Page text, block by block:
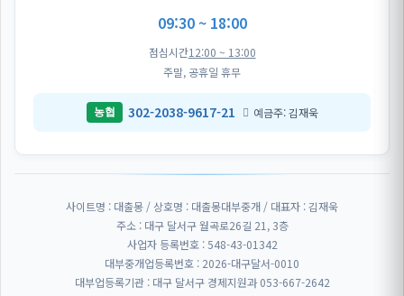
09:30 ~ 18:00
점심시간12:00 ~ 13:00
주말, 공휴일 휴무
농협 302-2038-9617-21 예금주: 김재욱
사이트명 : 대출몽 / 상호명 : 대출몽대부중개 / 대표자 : 김재욱
주소 : 대구 달서구 월곡로26길 21, 3층
사업자 등록번호 : 548-43-01342
대부중개업등록번호 : 2026-대구달서-0010
대부업등록기관 : 대구 달서구 경제지원과 053-667-2642